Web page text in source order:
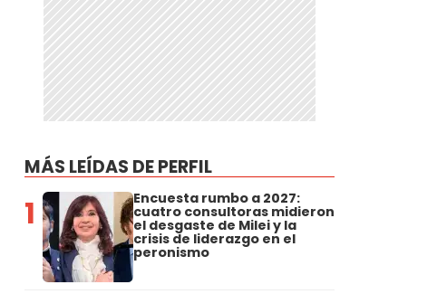
MÁS LEÍDAS DE PERFIL
1 Encuesta rumbo a 2027:
cuatro consultoras midieron
el desgaste de Milei y la
crisis de liderazgo en el
peronismo